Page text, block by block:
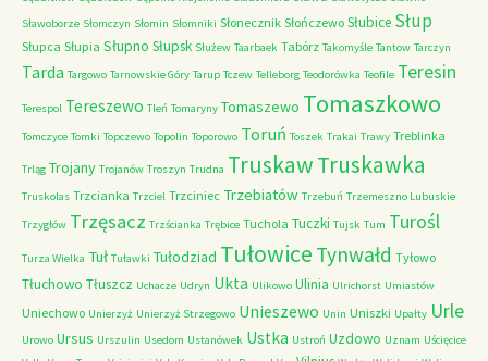
Sławoborze Słomczyn Słomin Słomniki Słonecznik Słończewo Słubice Słup
Słupca Słupia Słupno Słupsk Służew Taarbaek Tabórz Takomyśle Tantow Tarczyn
Tarda Targowo Tarnowskie Góry Tarup Tczew Telleborg Teodorówka Teofile Teresin
Terespol Tereszewo Tleń Tomaryny Tomaszewo Tomaszkowo
Tomczyce Tomki Topczewo Topolin Toporowo Toruń Toszek Trakai Trawy Treblinka
Trląg Trojany Trojanów Troszyn Trudna TruskawTruskawka
Truskolas Trzcianka Trzciel Trzciniec Trzebiatów Trzebuń Trzemeszno Lubuskie
Trzygłów Trzęsacz Trzścianka Trębice Tuchola Tuczki Tujsk Tum Turośl
Turza Wielka Tuł Tuławki Tułodziad Tułowice Tynwałd Tyłowo
Tłuchowo Tłuszcz Uchacze Udryn Ukta Ulikowo Ulinia Ulrichorst Umiastów
Uniechowo Unierzyż Unierzyż Strzegowo Unieszewo Unin Uniszki Upałty Urle
Urowo Ursus Urszulin Usedom Ustanówek Ustka Ustroń Uzdowo Uznam Uścięcice